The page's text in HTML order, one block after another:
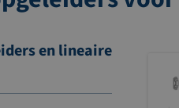
en lineaire